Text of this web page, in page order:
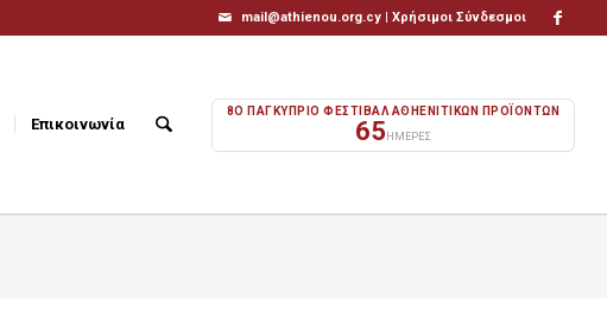
mail@athienou.org.cy |Χρήσιμοι Σύνδεσμοι
Επικοινωνία
8Ο ΠΑΓΚΥΠΡΙΟ ΦΕΣΤΙΒΑΛ ΑΘΗΕΝΙΤΙΚΩΝ ΠΡΟΪΟΝΤΩΝ
65 ΗΜΕΡΕΣ